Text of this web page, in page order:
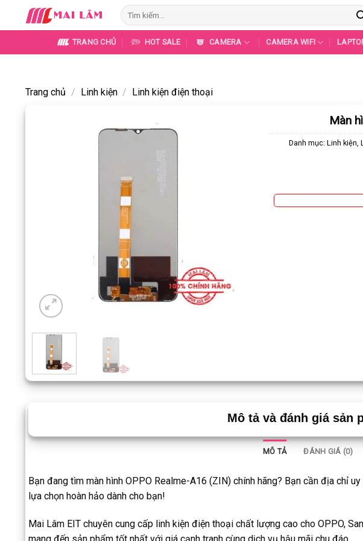
Tìm
kiếm:
TRANG CHỦ HOT SALE CAMERA CAMERA WIFI
Trang chủ / Linh kiện / Linh kiện điện thoại
Màn
Danh mục:Linh kiện,
Mô tả và đánh giá sản
MÔ TẢ ĐÁNH GIÁ (0)
Bạn đang tìm màn hình OPPO Realme-A16 (ZIN) chính hãng? Bạn cần địa chỉ
lựa chọn hoàn hảo dành cho bạn!
Mai Lâm EIT chuyên cung cấp linh kiện điện thoại chất lượng cao cho OPPO,